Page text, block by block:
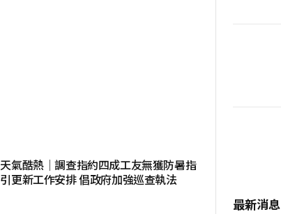
天氣酷熱│調查指約四成工友無獲防暑指
引更新工作安排 倡政府加強巡查執法
最新消息